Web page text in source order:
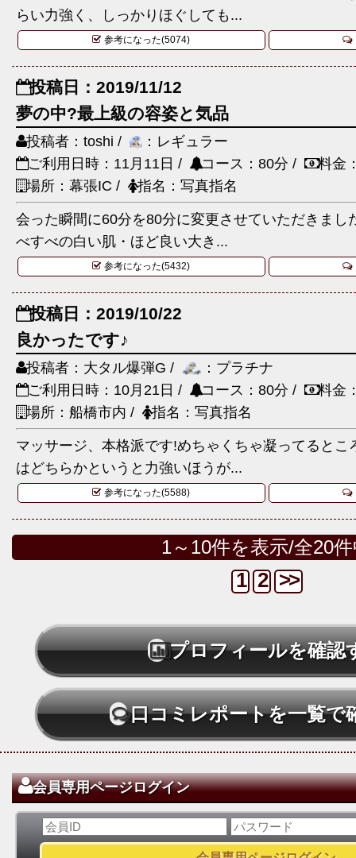
らい力強く、しっかりほぐしても...
参考になった(5074)
投稿日：2019/11/12
夢の中?最上級の容姿と気品
投稿者：toshi /
：レギュラー
ご利用日時：11月11日 /
コース：80分 /
料金
場所：幕張IC /
指名：写真指名
会った瞬間に60分を80分に変更させていただきまし
べすべの白い肌・ほど良い大き...
参考になった(5432)
投稿日：2019/10/22
良かったです♪
投稿者：大タル爆弾G /
：プラチナ
ご利用日時：10月21日 /
コース：80分 /
料金
場所：船橋市内 /
指名：写真指名
マッサージ、本格派です!めちゃくちゃ凝ってるとこ
はどちらかというと力強いほうが...
参考になった(5588)
1～10件を表示/全20
1 2 >>
プロフィールを確認
口コミレポートを一覧で
会員専用ページログイン